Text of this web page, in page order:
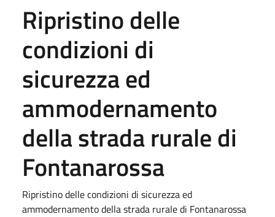
Ripristino delle
condizioni di
sicurezza ed
ammodernamento
della strada rurale di
Fontanarossa
Ripristino delle condizioni di sicurezza ed
ammodernamento della strada rurale di Fontanarossa